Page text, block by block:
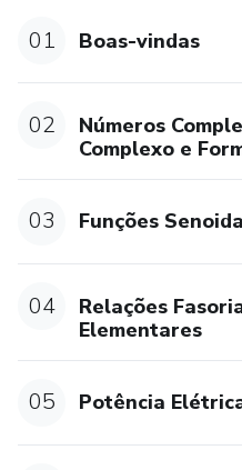
01 Boas-vindas
02
Números
Complexo e
03 Funções
04
Relações
Elementares
05 Potência